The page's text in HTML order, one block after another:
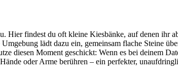
Hier findest du oft kleine Kiesbänke, auf denen ihr
lädt dazu ein, gemeinsam flache Steine
diesen Moment geschickt: Wenn es bei deinem
oder Arme berühren – ein perfekter,